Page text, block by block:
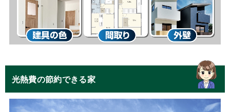
光熱費の節約できる家